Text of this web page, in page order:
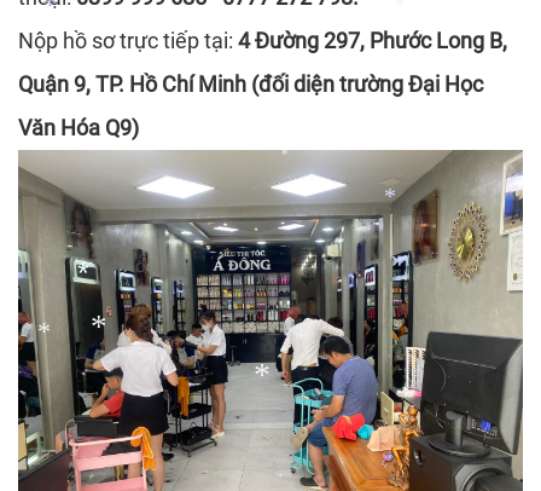
*
*
*
*
*
*
*
*
*
*
*
Nộp hồ sơ trực tiếp tại: 4 Đường 297, Phước Long B,
Quận 9, TP. Hồ Chí Minh (đối diện trường Đại Học
Văn Hóa Q9)